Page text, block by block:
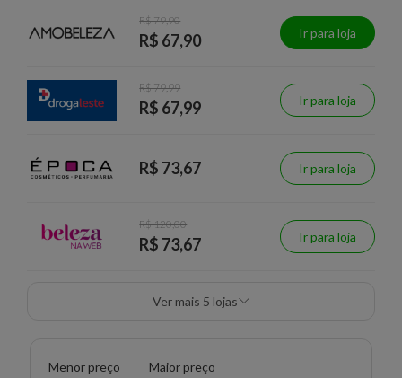
R$ 79,90
R$ 67,90 Ir para loja
R$ 79,99
R$ 67,99 Ir para loja
R$ 73,67 Ir para loja
R$ 120,00
R$ 73,67 Ir para loja
Ver mais 5 lojas
Menor preço Maior preço